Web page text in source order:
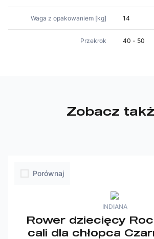
Waga z opakowaniem [kg] 14
Przekrok 40 - 50
Zobacz
Porównaj
INDIANA
Rower dziecięcy
cali dla chłopca